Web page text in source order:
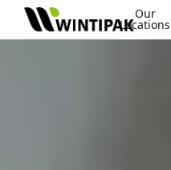
Our
Locations